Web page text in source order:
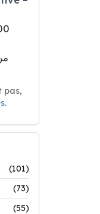
pas,
.
(101)
(73)
(55)